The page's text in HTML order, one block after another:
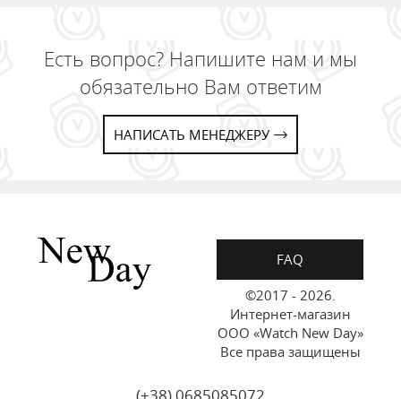
Есть вопрос? Напишите нам и мы
обязательно Вам ответим
НАПИСАТЬ МЕНЕДЖЕРУ
FAQ
©2017 - 2026.
Интернет-магазин
ООО «Watch New Day»
Все права защищены